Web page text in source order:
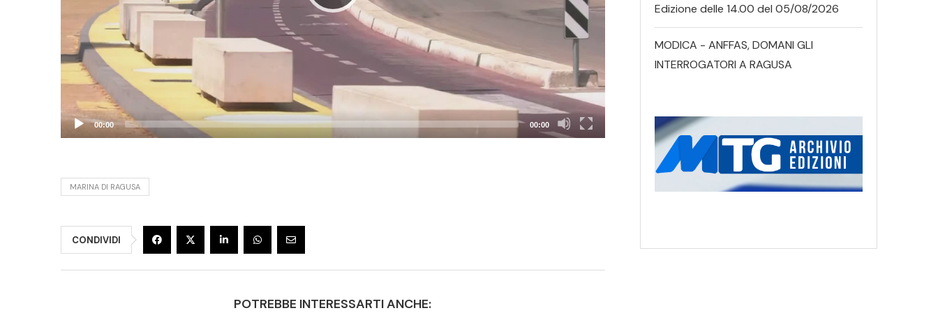
00:00 00:00
MARINA DI RAGUSA
CONDIVIDI
POTREBBE INTERESSARTI ANCHE:
Edizione delle 14.00 del 05/08/2026
MODICA - ANFFAS, DOMANI GLI
INTERROGATORI A RAGUSA